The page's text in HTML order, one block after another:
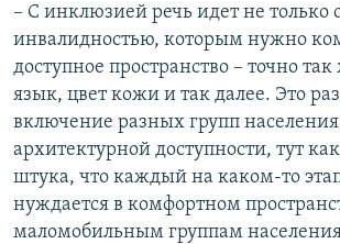
– С инклюзией речь идет не только
инвалидностью, которым нужно
доступное пространство – точно
язык, цвет кожи и так далее. Это
включение разных групп
архитектурной доступности, тут
штука, что каждый на каком-то
нуждается в комфортном
маломобильным группам населения